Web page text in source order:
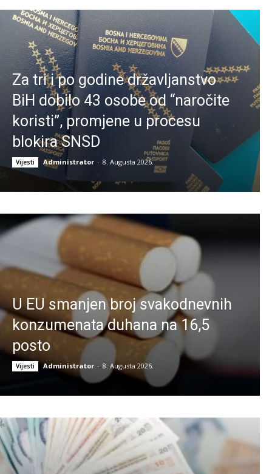
Za tri i po godine državljanstvo
BiH dobilo 43 osobe od “naročite
koristi”, promjene u procesu
blokira SNSD
Vijesti Administrator - 8. Augusta 2026.
U EU smanjen broj svakodnevnih
konzumenata duhana na 16,5
posto
Vijesti Administrator - 8. Augusta 2026.